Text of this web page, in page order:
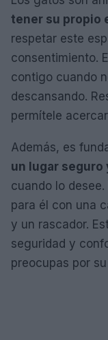
tener su propio
respetar este
consentimiento.
contigo cuando
descansando.
permítele
Además, es
un lugar seguro
cuando lo
para él con una
y un rascador.
seguridad y
preocupas por